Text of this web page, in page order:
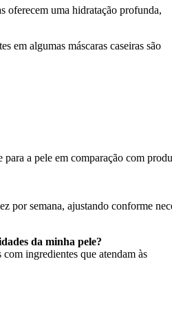
oferecem uma hidratação profunda,
em algumas máscaras caseiras são
para a pele em comparação com
por semana, ajustando conforme
da minha pele?
com ingredientes que atendam às